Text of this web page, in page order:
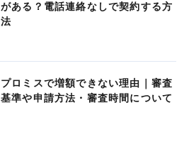
がある？電話連絡なしで契約する方
法
プロミスで増額できない理由｜審査
基準や申請方法・審査時間について